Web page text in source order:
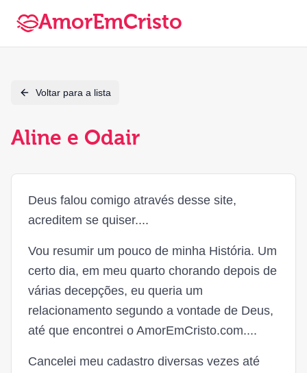
AmorEmCristo
Voltar para a lista
Aline e Odair
Deus falou comigo através desse site,
acreditem se quiser....
Vou resumir um pouco de minha História. Um
certo dia, em meu quarto chorando depois de
várias decepções, eu queria um
relacionamento segundo a vontade de Deus,
até que encontrei o AmorEmCristo.com....
Cancelei meu cadastro diversas vezes até